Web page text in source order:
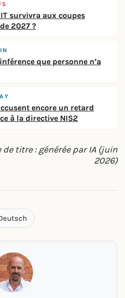
survivra aux coupes
2027 ?
que personne n’a
encore un retard
à la directive NIS2
de titre : générée par IA (juin
2026)